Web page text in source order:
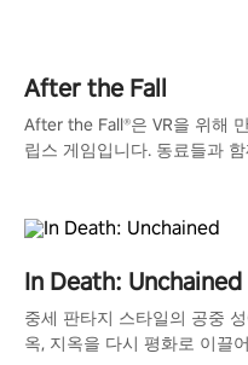
After the Fall
After the Fall®은 VR을 위해
립스 게임입니다. 동료들과
In Death: Unchained
중세 판타지 스타일의 공중
옥, 지옥을 다시 평화로 이끌